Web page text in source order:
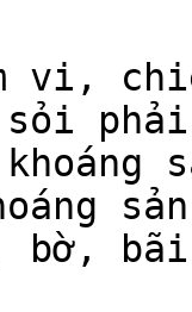
phải
bờ,